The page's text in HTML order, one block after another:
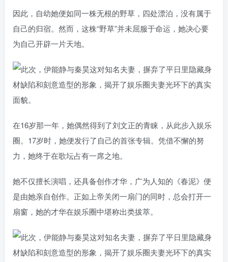
因此，自幼她便如同一株无根的野草，四处漂泊，没有属于
自己的归宿。然而，这株“野草”并未屈服于命运，她决心要
为自己开辟一片天地。
在16岁那一年，她偶然得到了刘文正的青睐，从此步入娱乐
圈。17岁时，她便发行了自己的首张专辑。凭借不懈的努
力，她终于在歌坛占有一席之地。
她不仅擅长演唱，还具备创作才华，广为人知的《春泥》便
是由她亲自创作。正如上帝关闭一扇门的同时，总会打开一
扇窗，她的才华在娱乐圈中堪称出类拔萃。